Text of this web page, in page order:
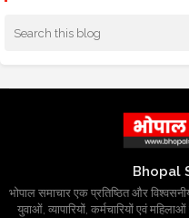
Bhopal
भोपाल समाचार एक प्रतिष्ठित और विश्वसनीय
युवाओं, व्यापारियों, कर्मचारियों एवं